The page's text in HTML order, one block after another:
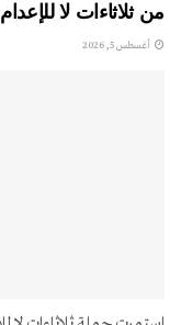
من ثلاثاءات لا للإعدام
أغسطس 5, 2026